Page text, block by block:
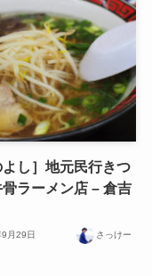
よし］地元民行きつ
ラーメン店 – 倉吉
月29日 さっけー